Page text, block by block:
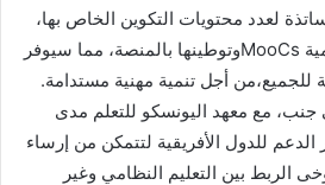
لعدد محتويات التكوين الخاص بها،
وترجمتها إلى مساقات رقمية MooCsوتوطينها بالمنصة، مما سيوفر
للجميع،من أجل تنمية مهنية مستدامة.
جنب، مع معهد اليونسكو للتعلم مدى
للدول الأفريقية لتتمكن من إرساء
الربط بين التعليم النظامي وغير